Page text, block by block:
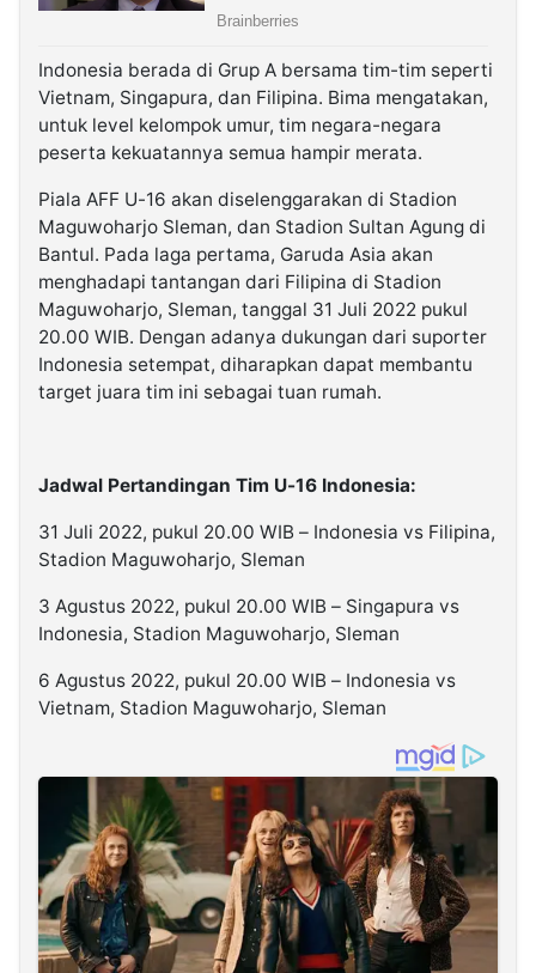
Indonesia berada di Grup A bersama tim-tim seperti
Vietnam, Singapura, dan Filipina. Bima mengatakan,
untuk level kelompok umur, tim negara-negara
peserta kekuatannya semua hampir merata.
Piala AFF U-16 akan diselenggarakan di Stadion
Maguwoharjo Sleman, dan Stadion Sultan Agung di
Bantul. Pada laga pertama, Garuda Asia akan
menghadapi tantangan dari Filipina di Stadion
Maguwoharjo, Sleman, tanggal 31 Juli 2022 pukul
20.00 WIB. Dengan adanya dukungan dari suporter
Indonesia setempat, diharapkan dapat membantu
target juara tim ini sebagai tuan rumah.
Jadwal Pertandingan Tim U-16 Indonesia:
31 Juli 2022, pukul 20.00 WIB – Indonesia vs Filipina,
Stadion Maguwoharjo, Sleman
3 Agustus 2022, pukul 20.00 WIB – Singapura vs
Indonesia, Stadion Maguwoharjo, Sleman
6 Agustus 2022, pukul 20.00 WIB – Indonesia vs
Vietnam, Stadion Maguwoharjo, Sleman